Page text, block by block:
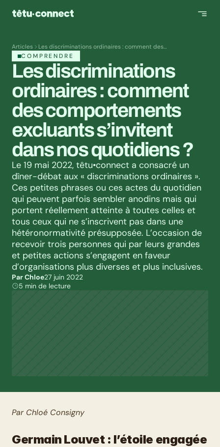
Articles
Les discriminations ordinaires : comment des
comportements excluants s’invitent dans nos quotidiens ?
COMPRENDRE
Les discriminations
ordinaires : comment
des comportements
excluants s’invitent
dans nos quotidiens ?
Le 19 mai 2022, têtu•connect a consacré un
dîner-débat aux « discriminations ordinaires ».
Ces petites phrases ou ces actes du quotidien
qui peuvent parfois sembler anodins mais qui
portent réellement atteinte à toutes celles et
tous ceux qui ne s’inscrivent pas dans une
hétéronormativité présupposée. L’occasion de
recevoir trois personnes qui par leurs grandes
et petites actions s’engagent en faveur
d’organisations plus diverses et plus inclusives.
Par Chloe27 juin 2022
5 min de lecture
Par Chloé Consigny
Germain Louvet : l’étoile engagée